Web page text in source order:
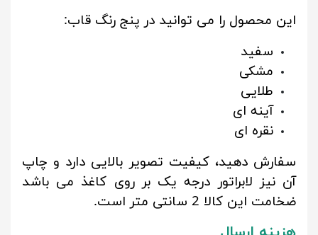
این محصول را می توانید در پنج رنگ قاب:
سفید
مشکی
طلایی
آینه ای
نقره ای
سفارش دهید، کیفیت تصویر بالایی دارد و چاپ
آن نیز لابراتور درجه یک بر روی کاغذ می باشد
ضخامت این کالا 2 سانتی متر است.